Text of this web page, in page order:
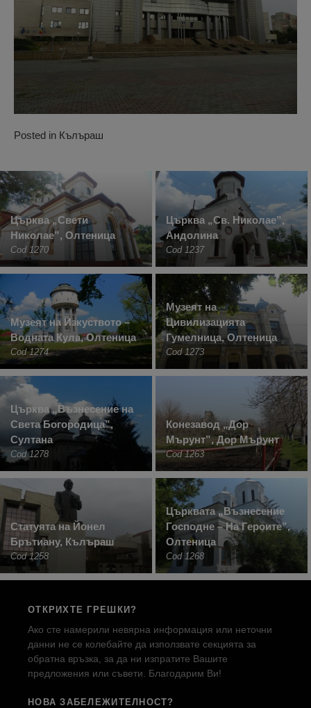
Posted in Кълъраш
Църква „Свети
Николае”, Олтеница
Cod 1270
Църква „Св. Николае”,
Андолина
Cod 1237
Музеят на Изкуството –
Водната Кула, Олтеница
Cod 1274
Музеят на
Цивилизацията
Гумелница, Олтеница
Cod 1273
Църква „Възнесение на
Света Богородица”,
Султана
Cod 1278
Конезавод „Дор
Мърунт”, Дор Мърунт
Cod 1263
Статуята на Йонел
Брътиану, Кълъраш
Cod 1258
Църквата „Възнесение
Господне – На Героите”,
Олтеница
Cod 1268
ОТКРИХТЕ ГРЕШКИ?
Ако сте намерили невярна информация или неточни
данни не се колебайте да използвате секцията за
обратна връзка, за да ни изпратите Вашите
предложения или съвети. Благодарим Ви!
НОВА ЗАБЕЛЕЖИТЕЛНОСТ?